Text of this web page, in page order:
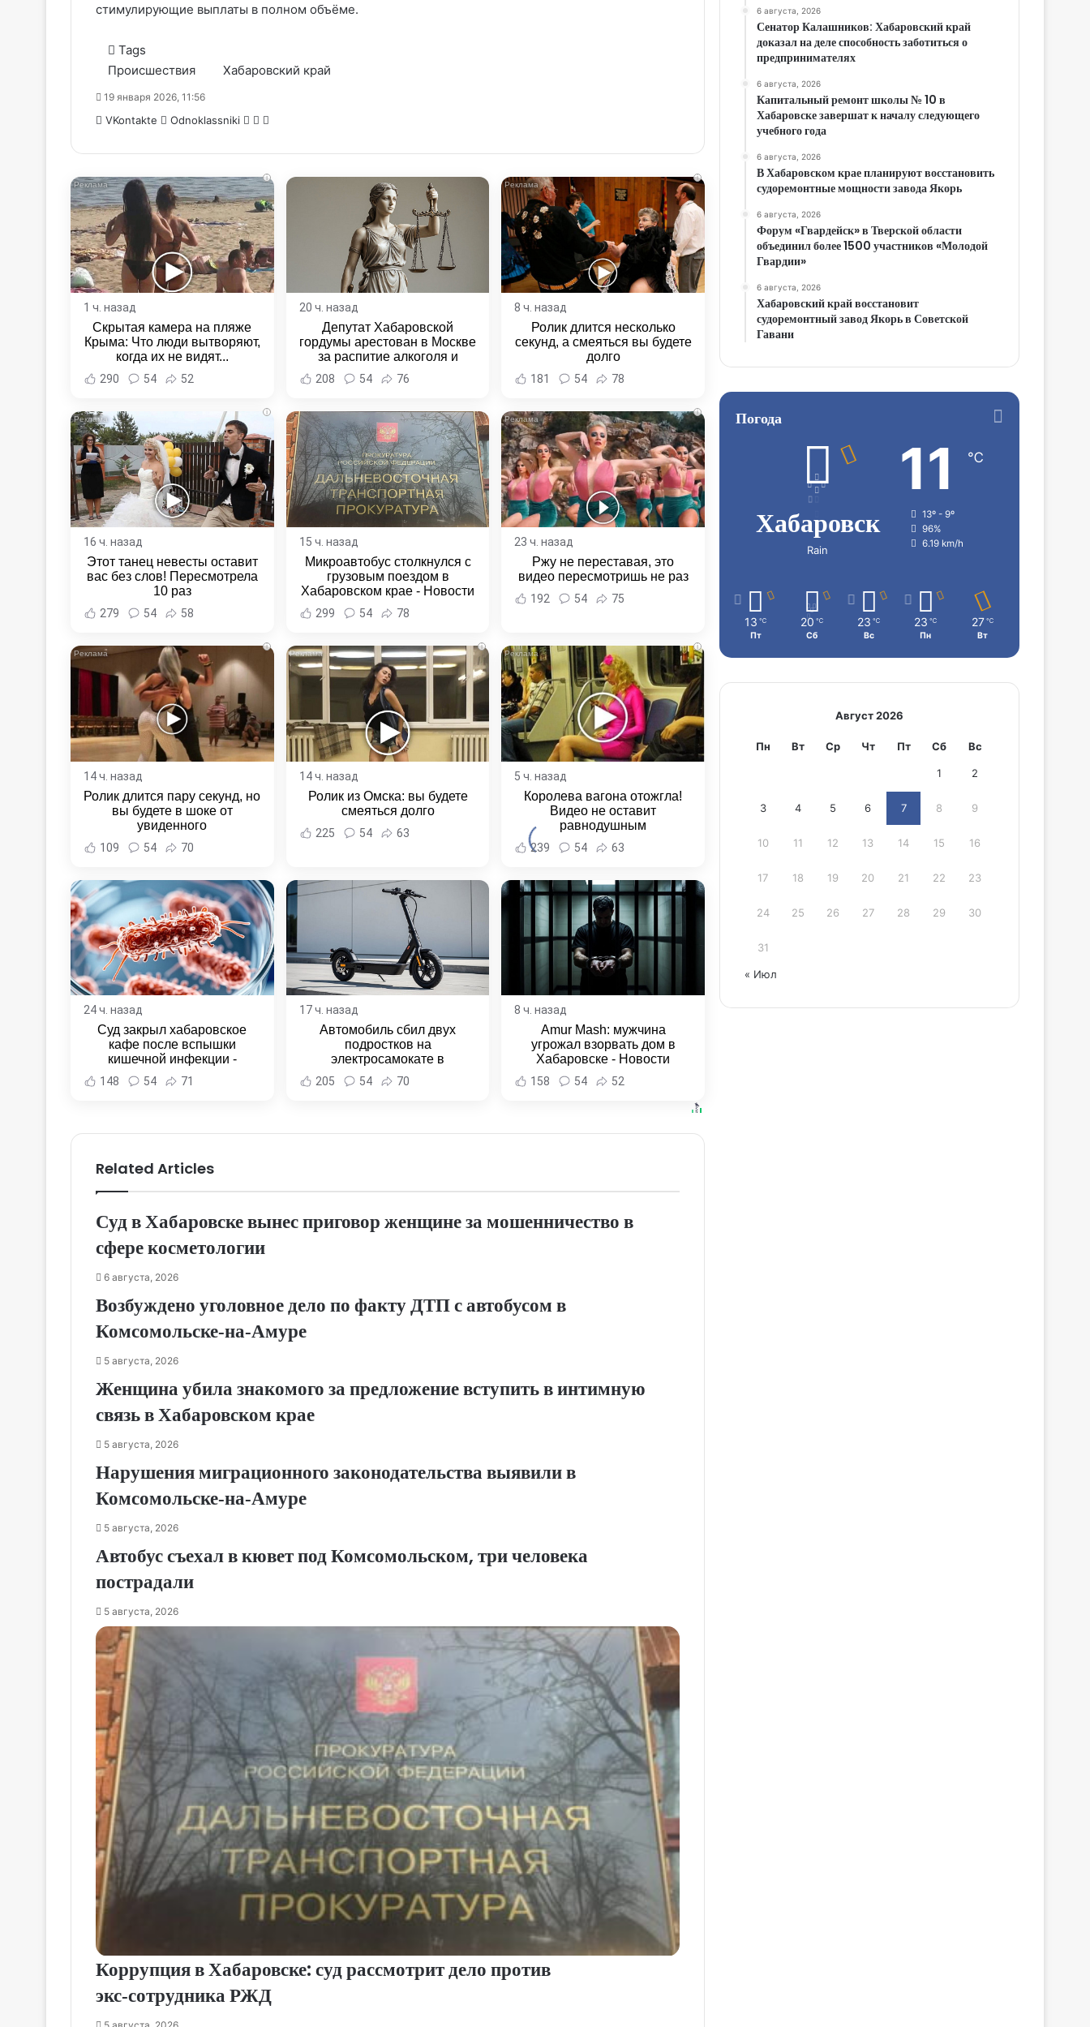
стимулирующие выплаты в полном объёме.
Tags
Происшествия
Хабаровский край
19 января 2026, 11:56
VKontakte Odnoklassniki WhatsApp
Telegram
Email
i
1 ч. назад
Скрытая камера на пляже
Крыма: Что люди вытворяют,
когда их не видят...
290 54 52
20 ч. назад
Депутат Хабаровской
гордумы арестован в Москве
за распитие алкоголя и
неповиновение полиции -
Новости Хабаровска и
208 54 76
i
8 ч. назад
Ролик длится несколько
секунд, а смеяться вы будете
долго
181 54 78
i
16 ч. назад
Этот танец невесты оставит
вас без слов! Пересмотрела
10 раз
279 54 58
15 ч. назад
Микроавтобус столкнулся с
грузовым поездом в
Хабаровском крае - Новости
Хабаровска и Хабаровского
края
299 54 78
i
23 ч. назад
Ржу не переставая, это
видео пересмотришь не раз
192 54 75
i
14 ч. назад
Ролик длится пару секунд, но
вы будете в шоке от
увиденного
109 54 70
i
14 ч. назад
Ролик из Омска: вы будете
смеяться долго
225 54 63
i
5 ч. назад
Королева вагона отожгла!
Видео не оставит
равнодушным
239 54 63
24 ч. назад
Суд закрыл хабаровское
кафе после вспышки
кишечной инфекции -
Новости Хабаровска и
Хабаровского края
148 54 71
17 ч. назад
Автомобиль сбил двух
подростков на
электросамокате в
Комсомольске-на-Амуре -
Новости Хабаровска и
205 54 70
8 ч. назад
Amur Mash: мужчина
угрожал взорвать дом в
Хабаровске - Новости
Хабаровска и Хабаровского
края
158 54 52
Related Articles
Суд в Хабаровске вынес приговор женщине за мошенничество в
сфере косметологии
6 августа, 2026
Возбуждено уголовное дело по факту ДТП с автобусом в
Комсомольске‑на‑Амуре
5 августа, 2026
Женщина убила знакомого за предложение вступить в интимную
связь в Хабаровском крае
5 августа, 2026
Нарушения миграционного законодательства выявили в
Комсомольске‑на‑Амуре
5 августа, 2026
Автобус съехал в кювет под Комсомольском, три человека
пострадали
5 августа, 2026
Коррупция в Хабаровске: суд рассмотрит дело против
экс‑сотрудника РЖД
6 августа, 2026
Сенатор Калашников: Хабаровский край
доказал на деле способность заботиться о
предпринимателях
6 августа, 2026
Капитальный ремонт школы № 10 в
Хабаровске завершат к началу следующего
учебного года
6 августа, 2026
В Хабаровском крае планируют восстановить
судоремонтные мощности завода Якорь
6 августа, 2026
Форум «Гвардейск» в Тверской области
объединил более 1500 участников «Молодой
Гвардии»
6 августа, 2026
Хабаровский край восстановит
судоремонтный завод Якорь в Советской
Гавани
Погода
Хабаровск
Rain
11 ℃
13º - 9º
96%
6.19 km/h
13 ℃
Пт
20 ℃
Сб
23 ℃
Вс
23 ℃
Пн
27 ℃
Вт
Август 2026
Пн Вт Ср Чт Пт Сб Вс
1 2
3 4 5 6 7 8 9
10 11 12 13 14 15 16
17 18 19 20 21 22 23
24 25 26 27 28 29 30
31
« Июл